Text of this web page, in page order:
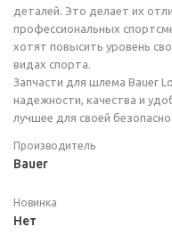
деталей. Это делает их
профессиональных
хотят повысить уровень
видах спорта.
Запчасти для шлема Bauer
надежности, качества и
лучшее для своей
Производитель
Bauer
Новинка
Нет